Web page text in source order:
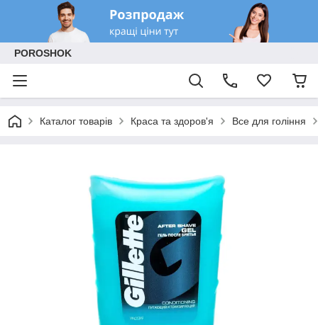
POROSHOK
Каталог товарів Краса та здоров'я Все для гоління